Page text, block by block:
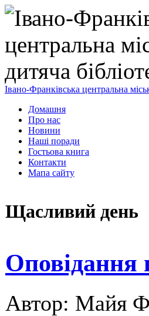
Івано-Франківська центральна
Домашня
Про нас
Новини
Наші поради
Гостьова книга
Контакти
Мапа сайту
Щасливий день
Оповідання
Автор: Майя